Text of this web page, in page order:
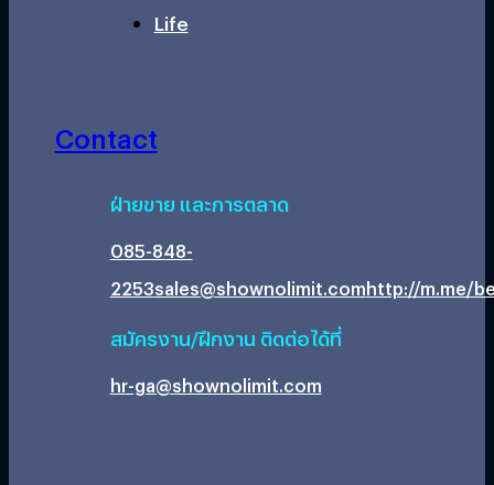
Life
Contact
ฝ่ายขาย และการตลาด
085-848-
2253sales@shownolimit.comhttp://m.me/
สมัครงาน/ฝึกงาน ติดต่อได้ที่
hr-ga@shownolimit.com